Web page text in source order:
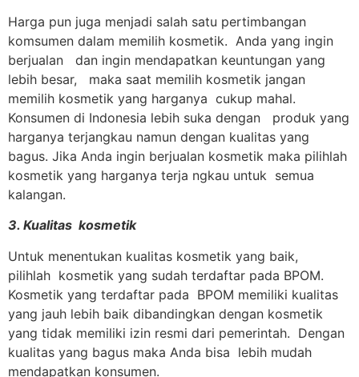
Harga pun juga menjadi salah satu pertimbangan
komsumen dalam memilih kosmetik. Anda yang ingin
berjualan dan ingin mendapatkan keuntungan yang
lebih besar, maka saat memilih kosmetik jangan
memilih kosmetik yang harganya cukup mahal.
Konsumen di Indonesia lebih suka dengan produk yang
harganya terjangkau namun dengan kualitas yang
bagus. Jika Anda ingin berjualan kosmetik maka pilihlah
kosmetik yang harganya terja ngkau untuk semua
kalangan.
3. Kualitas kosmetik
Untuk menentukan kualitas kosmetik yang baik,
pilihlah kosmetik yang sudah terdaftar pada BPOM.
Kosmetik yang terdaftar pada BPOM memiliki kualitas
yang jauh lebih baik dibandingkan dengan kosmetik
yang tidak memiliki izin resmi dari pemerintah. Dengan
kualitas yang bagus maka Anda bisa lebih mudah
mendapatkan konsumen.